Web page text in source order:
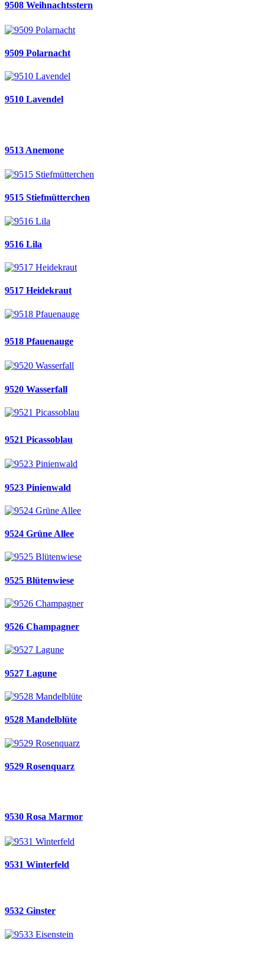
9508 Weihnachtsstern
9509 Polarnacht
9510 Lavendel
9513 Anemone
9515 Stiefmütterchen
9516 Lila
9517 Heidekraut
9518 Pfauenauge
9520 Wasserfall
9521 Picassoblau
9523 Pinienwald
9524 Grüne Allee
9525 Blütenwiese
9526 Champagner
9527 Lagune
9528 Mandelblüte
9529 Rosenquarz
9530 Rosa Marmor
9531 Winterfeld
9532 Ginster